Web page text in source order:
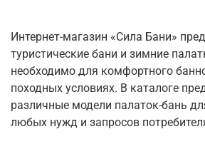
Интернет-магазин «Сила Бани»
туристические бани и зимние
необходимо для комфортного
походных условиях. В каталоге
различные модели палаток-бань
любых нужд и запросов